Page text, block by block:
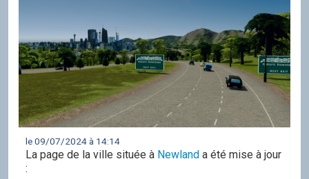
le 09/07/2024 à 14:14
La page de la ville située à Newland a été mise à jour
: